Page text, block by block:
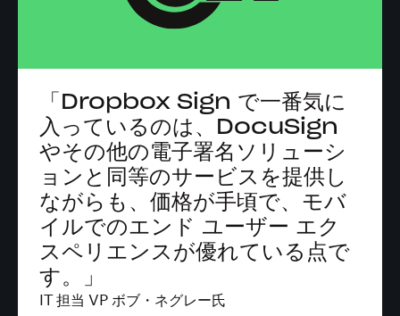
「Dropbox Sign で一番気に
入っているのは、DocuSign
やその他の電子署名ソリューシ
ョンと同等のサービスを提供し
ながらも、価格が手頃で、モバ
イルでのエンド ユーザー エク
スペリエンスが優れている点で
す。」
IT 担当 VP ボブ・ネグレー氏